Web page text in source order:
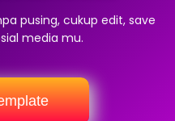
pusing, cukup edit, save
media mu.